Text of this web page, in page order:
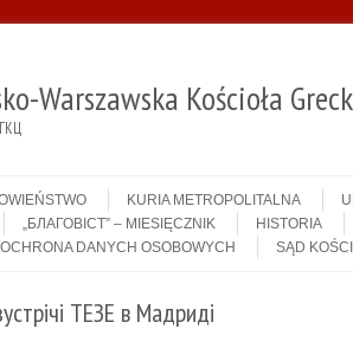
Warszawska Kościoła
KURIA METROPOLITALNA
„БЛАГОВІСТ” – MIESIĘCZNIK HISTORIA
OCHRONA DANYCH OSOBOWYCH SĄD
ТЕЗЕ в Мадриді